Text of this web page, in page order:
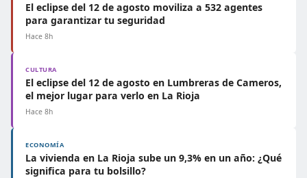
El eclipse del 12 de agosto moviliza a 532 agentes
para garantizar tu seguridad
Hace 8h
CULTURA
El eclipse del 12 de agosto en Lumbreras de Cameros,
el mejor lugar para verlo en La Rioja
Hace 8h
ECONOMÍA
La vivienda en La Rioja sube un 9,3% en un año: ¿Qué
significa para tu bolsillo?